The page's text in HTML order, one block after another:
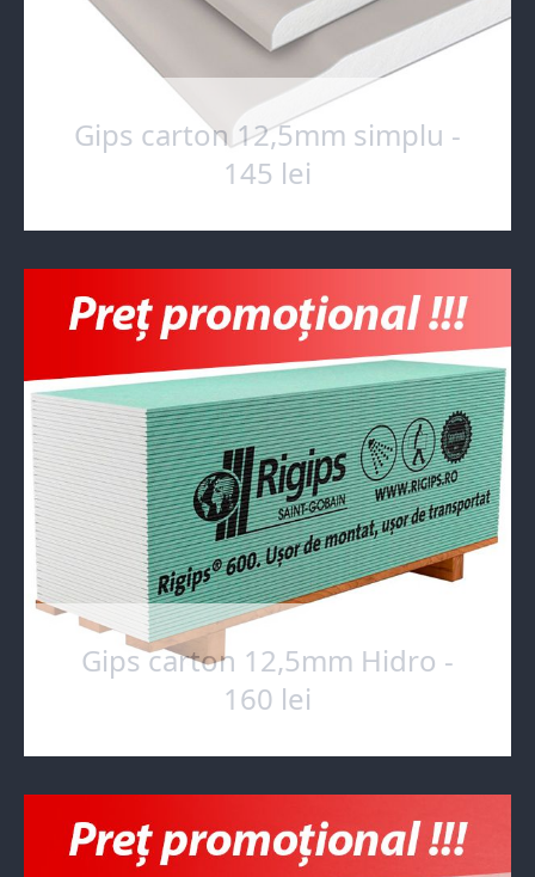
Gips carton 12,5mm simplu -
145 lei
Gips carton 12,5mm Hidro -
160 lei